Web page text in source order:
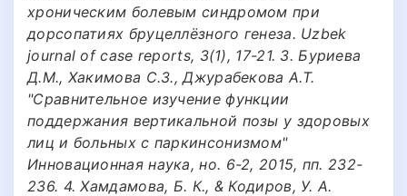
хроническим болевым синдромом при
дорсопатиях бруцеллёзного генеза. Uzbek
journal of case reports, 3(1), 17-21. 3. Буриева
Д.М., Хакимова С.З., Джурабекова А.Т.
"Сравнительное изучение функции
поддержания вертикальной позы у здоровых
лиц и больных с паркинсонизмом"
Инновационная наука, но. 6-2, 2015, пп. 232-
236. 4. Хамдамова, Б. К., & Кодиров, У. А.